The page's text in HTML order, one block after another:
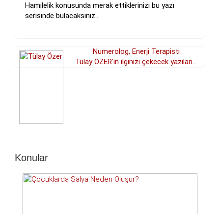
Hamilelik konusunda merak ettiklerinizi bu yazı
serisinde bulacaksınız...
Numerolog, Enerji Terapisti
Tülay ÖZER'in ilginizi çekecek yazıları...
Konular